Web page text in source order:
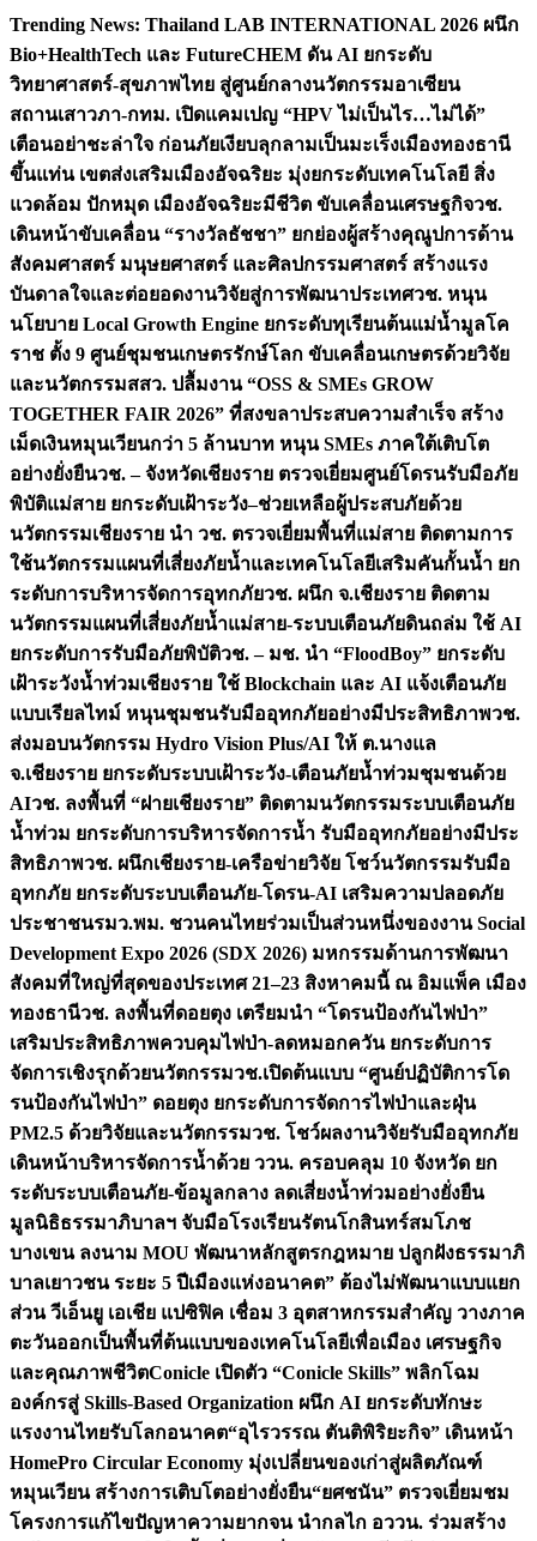
Skip
content
Trending News: Thailand LAB INTERNATIONAL 2026 ผนึก
Bio+HealthTech และ FutureCHEM ดัน AI ยกระดับ
วิทยาศาสตร์-สุขภาพไทย สู่ศูนย์กลางนวัตกรรมอาเซียน
สถานเสาวภา-กทม. เปิดแคมเปญ “HPV ไม่เป็นไร…ไม่ได้”
เตือนอย่าชะล่าใจ ก่อนภัยเงียบลุกลามเป็นมะเร็งเมืองทองธานี
ขึ้นแท่น เขตส่งเสริมเมืองอัจฉริยะ มุ่งยกระดับเทคโนโลยี สิ่ง
แวดล้อม ปักหมุด เมืองอัจฉริยะมีชีวิต ขับเคลื่อนเศรษฐกิจวช.
เดินหน้าขับเคลื่อน “รางวัลธัชชา” ยกย่องผู้สร้างคุณูปการด้าน
สังคมศาสตร์ มนุษยศาสตร์ และศิลปกรรมศาสตร์ สร้างแรง
บันดาลใจและต่อยอดงานวิจัยสู่การพัฒนาประเทศวช. หนุน
นโยบาย Local Growth Engine ยกระดับทุเรียนต้นแม่น้ำมูลโค
ราช ตั้ง 9 ศูนย์ชุมชนเกษตรรักษ์โลก ขับเคลื่อนเกษตรด้วยวิจัย
และนวัตกรรมสสว. ปลื้มงาน “OSS & SMEs GROW
TOGETHER FAIR 2026” ที่สงขลาประสบความสำเร็จ สร้าง
เม็ดเงินหมุนเวียนกว่า 5 ล้านบาท หนุน SMEs ภาคใต้เติบโต
อย่างยั่งยืนวช. – จังหวัดเชียงราย ตรวจเยี่ยมศูนย์โดรนรับมือภัย
พิบัติแม่สาย ยกระดับเฝ้าระวัง–ช่วยเหลือผู้ประสบภัยด้วย
นวัตกรรมเชียงราย นำ วช. ตรวจเยี่ยมพื้นที่แม่สาย ติดตามการ
ใช้นวัตกรรมแผนที่เสี่ยงภัยน้ำและเทคโนโลยีเสริมคันกั้นน้ำ ยก
ระดับการบริหารจัดการอุทกภัยวช. ผนึก จ.เชียงราย ติดตาม
นวัตกรรมแผนที่เสี่ยงภัยน้ำแม่สาย-ระบบเตือนภัยดินถล่ม ใช้ AI
ยกระดับการรับมือภัยพิบัติวช. – มช. นำ “FloodBoy” ยกระดับ
เฝ้าระวังน้ำท่วมเชียงราย ใช้ Blockchain และ AI แจ้งเตือนภัย
แบบเรียลไทม์ หนุนชุมชนรับมืออุทกภัยอย่างมีประสิทธิภาพวช.
ส่งมอบนวัตกรรม Hydro Vision Plus/AI ให้ ต.นางแล
จ.เชียงราย ยกระดับระบบเฝ้าระวัง-เตือนภัยน้ำท่วมชุมชนด้วย
AIวช. ลงพื้นที่ “ฝายเชียงราย” ติดตามนวัตกรรมระบบเตือนภัย
น้ำท่วม ยกระดับการบริหารจัดการน้ำ รับมืออุทกภัยอย่างมีประ
สิทธิภาพวช. ผนึกเชียงราย-เครือข่ายวิจัย โชว์นวัตกรรมรับมือ
อุทกภัย ยกระดับระบบเตือนภัย-โดรน-AI เสริมความปลอดภัย
ประชาชนรมว.พม. ชวนคนไทยร่วมเป็นส่วนหนึ่งของงาน Social
Development Expo 2026 (SDX 2026) มหกรรมด้านการพัฒนา
สังคมที่ใหญ่ที่สุดของประเทศ 21–23 สิงหาคมนี้ ณ อิมแพ็ค เมือง
ทองธานีวช. ลงพื้นที่ดอยตุง เตรียมนำ “โดรนป้องกันไฟป่า”
เสริมประสิทธิภาพควบคุมไฟป่า-ลดหมอกควัน ยกระดับการ
จัดการเชิงรุกด้วยนวัตกรรมวช.เปิดต้นแบบ “ศูนย์ปฏิบัติการโด
รนป้องกันไฟป่า” ดอยตุง ยกระดับการจัดการไฟป่าและฝุ่น
PM2.5 ด้วยวิจัยและนวัตกรรมวช. โชว์ผลงานวิจัยรับมืออุทกภัย
เดินหน้าบริหารจัดการน้ำด้วย ววน. ครอบคลุม 10 จังหวัด ยก
ระดับระบบเตือนภัย-ข้อมูลกลาง ลดเสี่ยงน้ำท่วมอย่างยั่งยืน
มูลนิธิธรรมาภิบาลฯ จับมือโรงเรียนรัตนโกสินทร์สมโภช
บางเขน ลงนาม MOU พัฒนาหลักสูตรกฎหมาย ปลูกฝังธรรมาภิ
บาลเยาวชน ระยะ 5 ปีเมืองแห่งอนาคต” ต้องไม่พัฒนาแบบแยก
ส่วน วีเอ็นยู เอเชีย แปซิฟิค เชื่อม 3 อุตสาหกรรมสำคัญ วางภาค
ตะวันออกเป็นพื้นที่ต้นแบบของเทคโนโลยีเพื่อเมือง เศรษฐกิจ
และคุณภาพชีวิตConicle เปิดตัว “Conicle Skills” พลิกโฉม
องค์กรสู่ Skills-Based Organization ผนึก AI ยกระดับทักษะ
แรงงานไทยรับโลกอนาคต“อุไรวรรณ ตันติพิริยะกิจ” เดินหน้า
HomePro Circular Economy มุ่งเปลี่ยนของเก่าสู่ผลิตภัณฑ์
หมุนเวียน สร้างการเติบโตอย่างยั่งยืน“ยศชนัน” ตรวจเยี่ยมชม
โครงการแก้ไขปัญหาความยากจน นำกลไก อววน. ร่วมสร้าง